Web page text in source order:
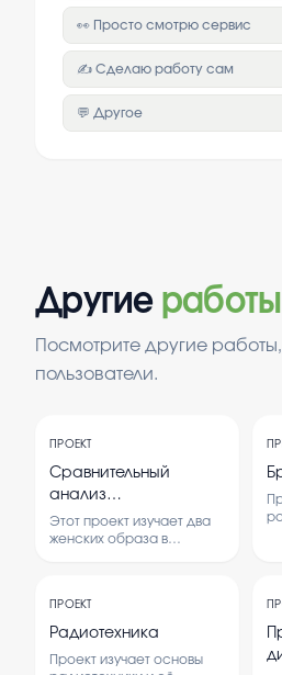
👀 Просто смотрю сервис
✍️ Сделаю работу сам
💬 Другое
Другие работы
Посмотрите другие
пользователи.
ПРОЕКТ
Сравнительный
анализ
романтического и
реалистического
(Мария Троекурова
из романа
А.С.Пушкина и Ася из
Этот проект изучает два
женских образа в
проводится на основе
произведений А.С.
ПРОЕКТ
Радиотехника
Проект изучает основы